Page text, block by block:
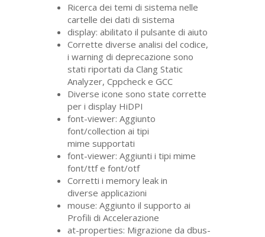
Ricerca dei temi di sistema nelle
cartelle dei dati di sistema
display: abilitato il pulsante di aiuto
Corrette diverse analisi del codice,
i warning di deprecazione sono
stati riportati da Clang Static
Analyzer, Cppcheck eGCC
Diverse icone sono state corrette
per i display HiDPI
font-viewer: Aggiunto
font/collection ai tipi
mime supportati
font-viewer: Aggiunti i tipi mime
font/ttf e font/otf
Corretti i memory leak in
diverse applicazioni
mouse: Aggiunto il supporto ai
Profili di Accelerazione
at-properties: Migrazione da dbus-